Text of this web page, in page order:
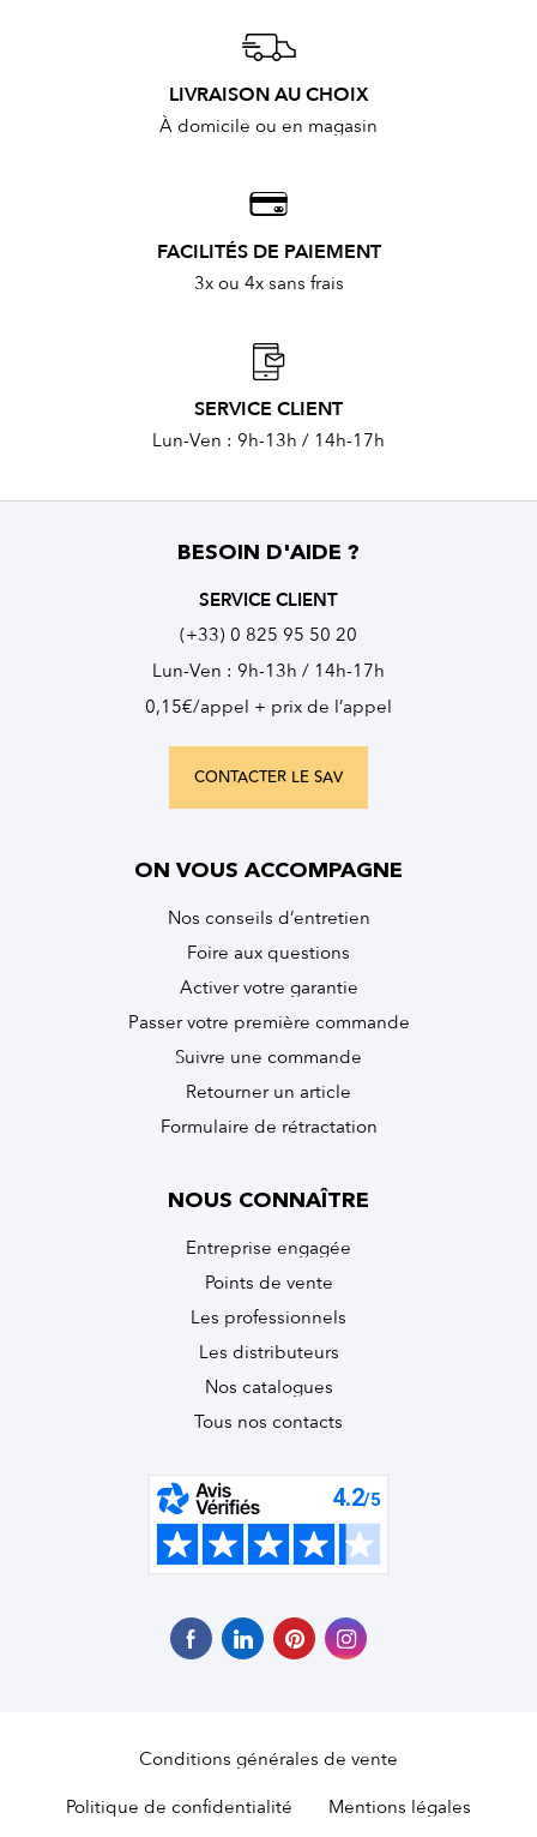
LIVRAISON AU CHOIX
À domicile ou en magasin
FACILITÉS DE PAIEMENT
3x ou 4x sans frais
SERVICE CLIENT
Lun-Ven : 9h-13h / 14h-17h
BESOIN D'AIDE ?
SERVICE CLIENT
(+33) 0 825 95 50 20
Lun-Ven : 9h-13h / 14h-17h
0,15€/appel + prix de l’appel
CONTACTER LE SAV
ON VOUS ACCOMPAGNE
Nos conseils d’entretien
Foire aux questions
Activer votre garantie
Passer votre première commande
Suivre une commande
Retourner un article
Formulaire de rétractation
NOUS CONNAÎTRE
Entreprise engagée
Points de vente
Les professionnels
Les distributeurs
Nos catalogues
Tous nos contacts
Conditions générales de vente
Politique de confidentialité Mentions légales